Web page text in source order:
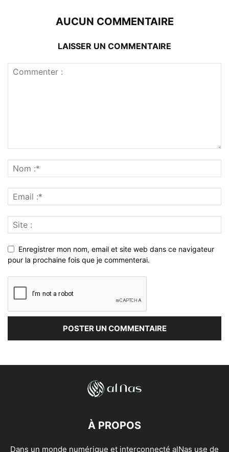
AUCUN COMMENTAIRE
LAISSER UN COMMENTAIRE
Enregistrer mon nom, email et site web dans ce navigateur
pour la prochaine fois que je commenterai.
À PROPOS
Dans un monde numérique et interconnecté alNas use de